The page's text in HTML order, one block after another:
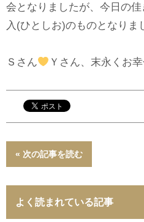
会となりましたが、今日の
入(ひとしお)のものとなりま
Ｓさん Ｙさん、末永くお幸
« 次の記事を読む
よく読まれている記事